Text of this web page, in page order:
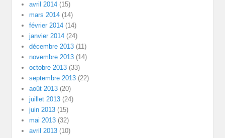
avril 2014 (15)
mars 2014 (14)
février 2014 (14)
janvier 2014 (24)
décembre 2013 (11)
novembre 2013 (14)
octobre 2013 (33)
septembre 2013 (22)
août 2013 (20)
juillet 2013 (24)
juin 2013 (15)
mai 2013 (32)
avril 2013 (10)